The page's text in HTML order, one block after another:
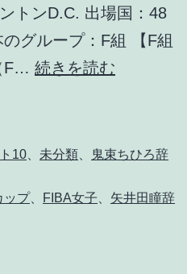
トンD.C. 出場国：48
グループ：F組 【F組
F… 続きを読む
設
た
10 未分類
鬼束ちひろ辞
ップ、 FIBA女子
矢井田瞳辞